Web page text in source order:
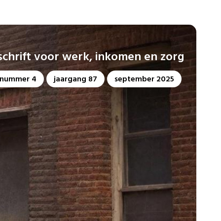
voor werk, inkomen en zorg
4 jaargang 87 september 2025